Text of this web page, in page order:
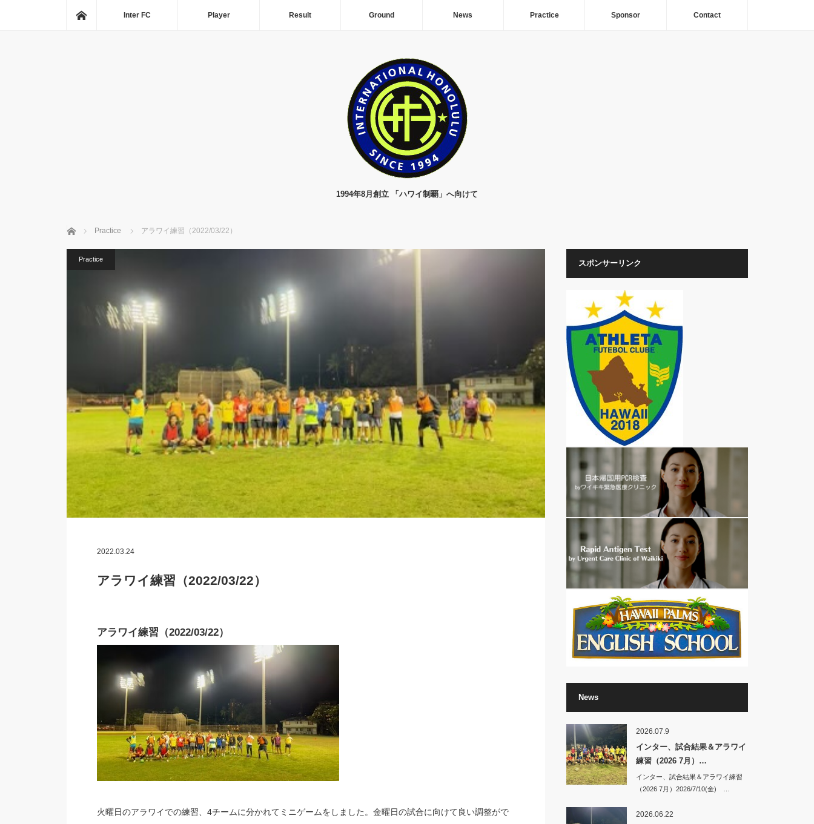
ホームInter FC Player Result Ground News Practice Sponsor Contact
1994年8月創立 「ハワイ制覇」へ向けて
ホーム Practice アラワイ練習（2022/03/22）
Practice
2022.03.24
アラワイ練習（2022/03/22）
アラワイ練習（2022/03/22）
火曜日のアラワイでの練習、4チームに分かれてミニゲームをしました。金曜日の試合に向けて良い調整がで
スポンサーリンク
News
2026.07.9
インター、試合結果＆アラワイ
練習（2026 7月）…
インター、試合結果＆アラワイ練習
（2026 7月）2026/7/10(金) …
2026.06.22